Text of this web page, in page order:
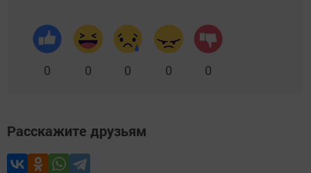
0 0 0 0 0
Расскажите друзьям